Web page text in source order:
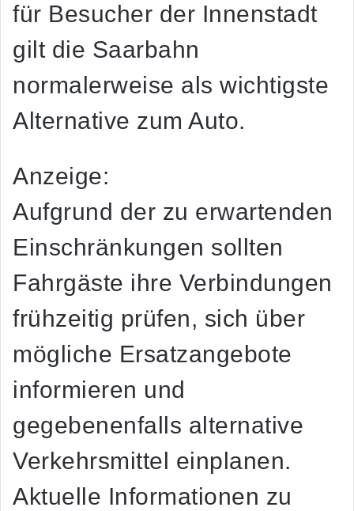
für Besucher der Innenstadt
gilt die Saarbahn
normalerweise als wichtigste
Alternative zum Auto.
Anzeige:
Aufgrund der zu erwartenden
Einschränkungen sollten
Fahrgäste ihre Verbindungen
frühzeitig prüfen, sich über
mögliche Ersatzangebote
informieren und
gegebenenfalls alternative
Verkehrsmittel einplanen.
Aktuelle Informationen zu